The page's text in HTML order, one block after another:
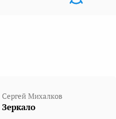
Сергей Михалков
Зеркало